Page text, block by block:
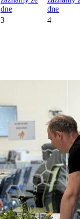
dne
dne
3 4